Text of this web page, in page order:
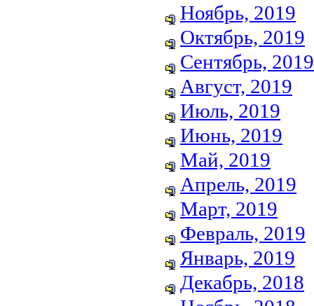
Ноябрь, 2019
Октябрь, 2019
Сентябрь, 2019
Август, 2019
Июль, 2019
Июнь, 2019
Май, 2019
Апрель, 2019
Март, 2019
Февраль, 2019
Январь, 2019
Декабрь, 2018